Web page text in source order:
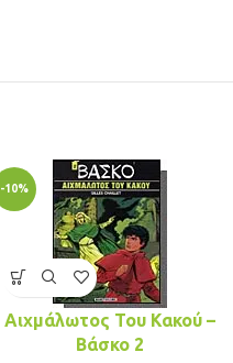
-10%
Αιχμάλωτος Του Κακού –
Βάσκο 2